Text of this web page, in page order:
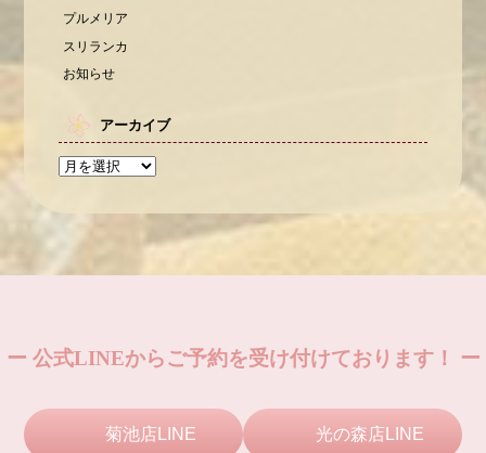
プルメリア
スリランカ
お知らせ
アーカイブ
ー 公式LINEからご予約を受け付けております！ ー
菊池店LINE 光の森店LINE